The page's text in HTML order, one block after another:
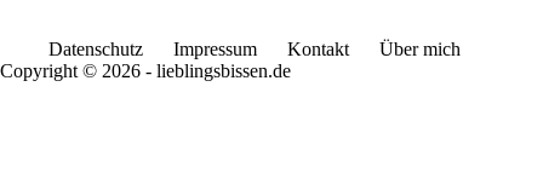
Datenschutz Impressum Kontakt
Über mich
Copyright © 2026 - lieblingsbissen.de